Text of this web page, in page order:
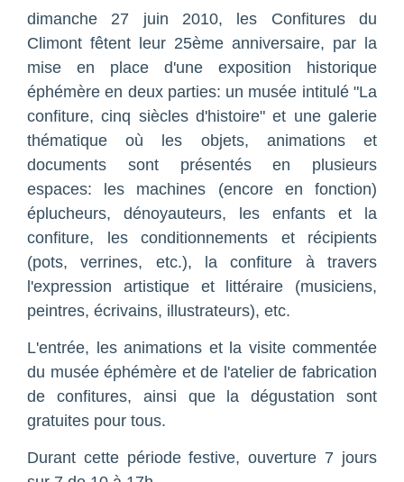
dimanche 27 juin 2010, les Confitures du
Climont fêtent leur 25ème anniversaire, par la
mise en place d'une exposition historique
éphémère en deux parties: un musée intitulé "La
confiture, cinq siècles d'histoire" et une galerie
thématique où les objets, animations et
documents sont présentés en plusieurs
espaces: les machines (encore en fonction)
éplucheurs, dénoyauteurs, les enfants et la
confiture, les conditionnements et récipients
(pots, verrines, etc.), la confiture à travers
l'expression artistique et littéraire (musiciens,
peintres, écrivains, illustrateurs), etc.
L'entrée, les animations et la visite commentée
du musée éphémère et de l'atelier de fabrication
de confitures, ainsi que la dégustation sont
gratuites pour tous.
Durant cette période festive, ouverture 7 jours